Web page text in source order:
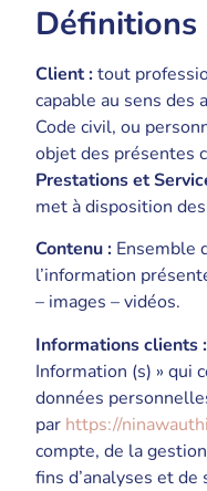
Définitions
Client :tout
capable au sens
Code civil, ou
objet des présentes
Prestations et
met à disposition
Contenu : Ensemble
l’information
– images – vidéos.
Informations clients :
Information (s) » qui
données
par https://
compte, de la
fins d’analyses et